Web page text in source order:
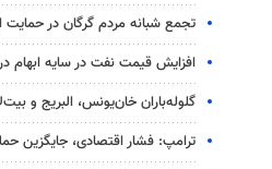
تجمع شبانه مردم گرگان در
افزایش قیمت نفت در سایه ابهام
گلوله‌باران خان‌یونس، البریج و
ترامپ: فشار اقتصادی، جایگزین